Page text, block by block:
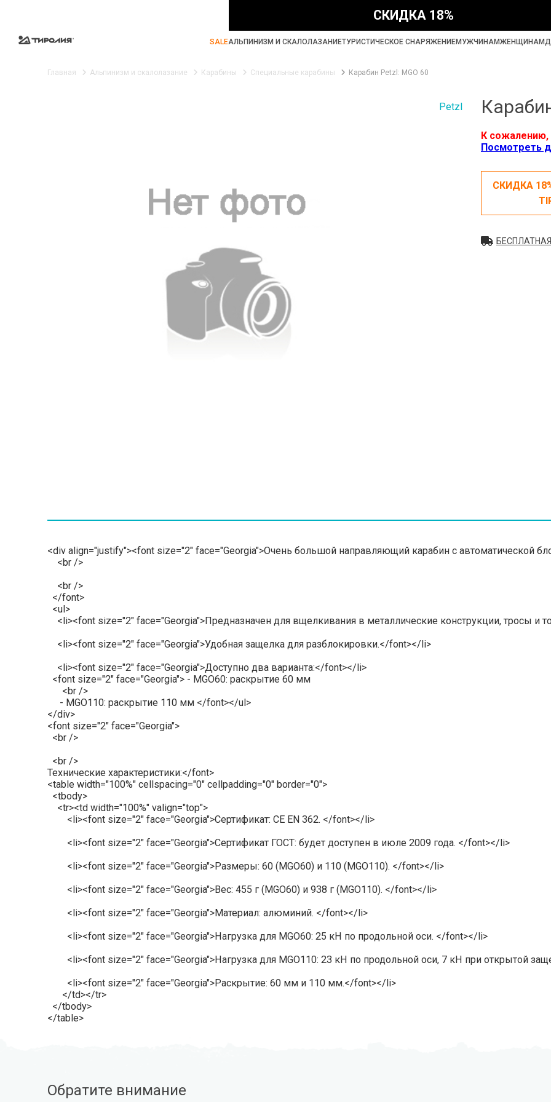
СКИДКА 18%
SALEАЛЬПИНИЗМ И СКАЛОЛАЗАНИЕТУРИСТИЧЕСКОЕ СНАРЯЖЕНИЕМУЖЧИНАМЖЕНЩИНАМ
Главная Альпинизм и скалолазание Карабины Специальные карабины Карабин Petzl: MGO 60
Petzl
К сожалению,
Посмотреть
СКИДКА
<div align="justify"><font size="2" face="Georgia">Очень большой направляющий карабин с автоматической
<br />
<br />
</font>
<ul>
<li><font size="2" face="Georgia">Предназначен для вщелкивания в металлические конструкции, тросы и
<li><font size="2" face="Georgia">Удобная защелка для разблокировки.</font></li>
<li><font size="2" face="Georgia">Доступно два варианта:</font></li>
<font size="2" face="Georgia"> - MGO60: раскрытие 60 мм
<br />
- MGO110: раскрытие 110 мм </font></ul>
</div>
<font size="2" face="Georgia">
<br />
<br />
Технические характеристики:</font>
<table width="100%" cellspacing="0" cellpadding="0" border="0">
<tbody>
<tr><td width="100%" valign="top">
<li><font size="2" face="Georgia">Сертификат: CE EN 362. </font></li>
<li><font size="2" face="Georgia">Сертификат ГОСТ: будет доступен в июле 2009 года. </font></li>
<li><font size="2" face="Georgia">Размеры: 60 (MGO60) и 110 (MGO110). </font></li>
<li><font size="2" face="Georgia">Вес: 455 г (MGO60) и 938 г (MGO110). </font></li>
<li><font size="2" face="Georgia">Материал: алюминий. </font></li>
<li><font size="2" face="Georgia">Нагрузка для MGO60: 25 кН по продольной оси. </font></li>
<li><font size="2" face="Georgia">Нагрузка для MGO110: 23 кН по продольной оси, 7 кН при открытой
<li><font size="2" face="Georgia">Раскрытие: 60 мм и 110 мм.</font></li>
</td></tr>
</tbody>
</table>
Обратите внимание